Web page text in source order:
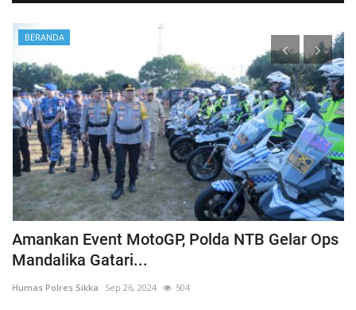
BERANDA
Amankan Event MotoGP, Polda NTB Gelar Ops
Mandalika Gatari...
Humas Polres Sikka Sep 26, 2024 504